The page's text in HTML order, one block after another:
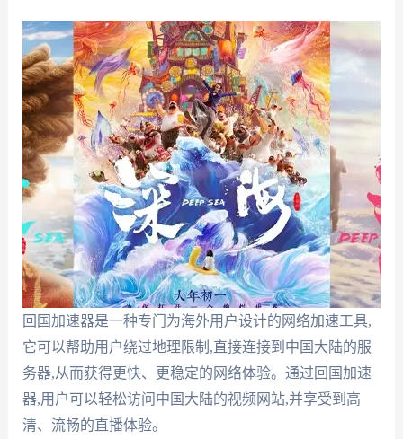
回国加速器是一种专门为海外用户设计的网络加速工具,
它可以帮助用户绕过地理限制,直接连接到中国大陆的服
务器,从而获得更快、更稳定的网络体验。通过回国加速
器,用户可以轻松访问中国大陆的视频网站,并享受到高
清、流畅的直播体验。